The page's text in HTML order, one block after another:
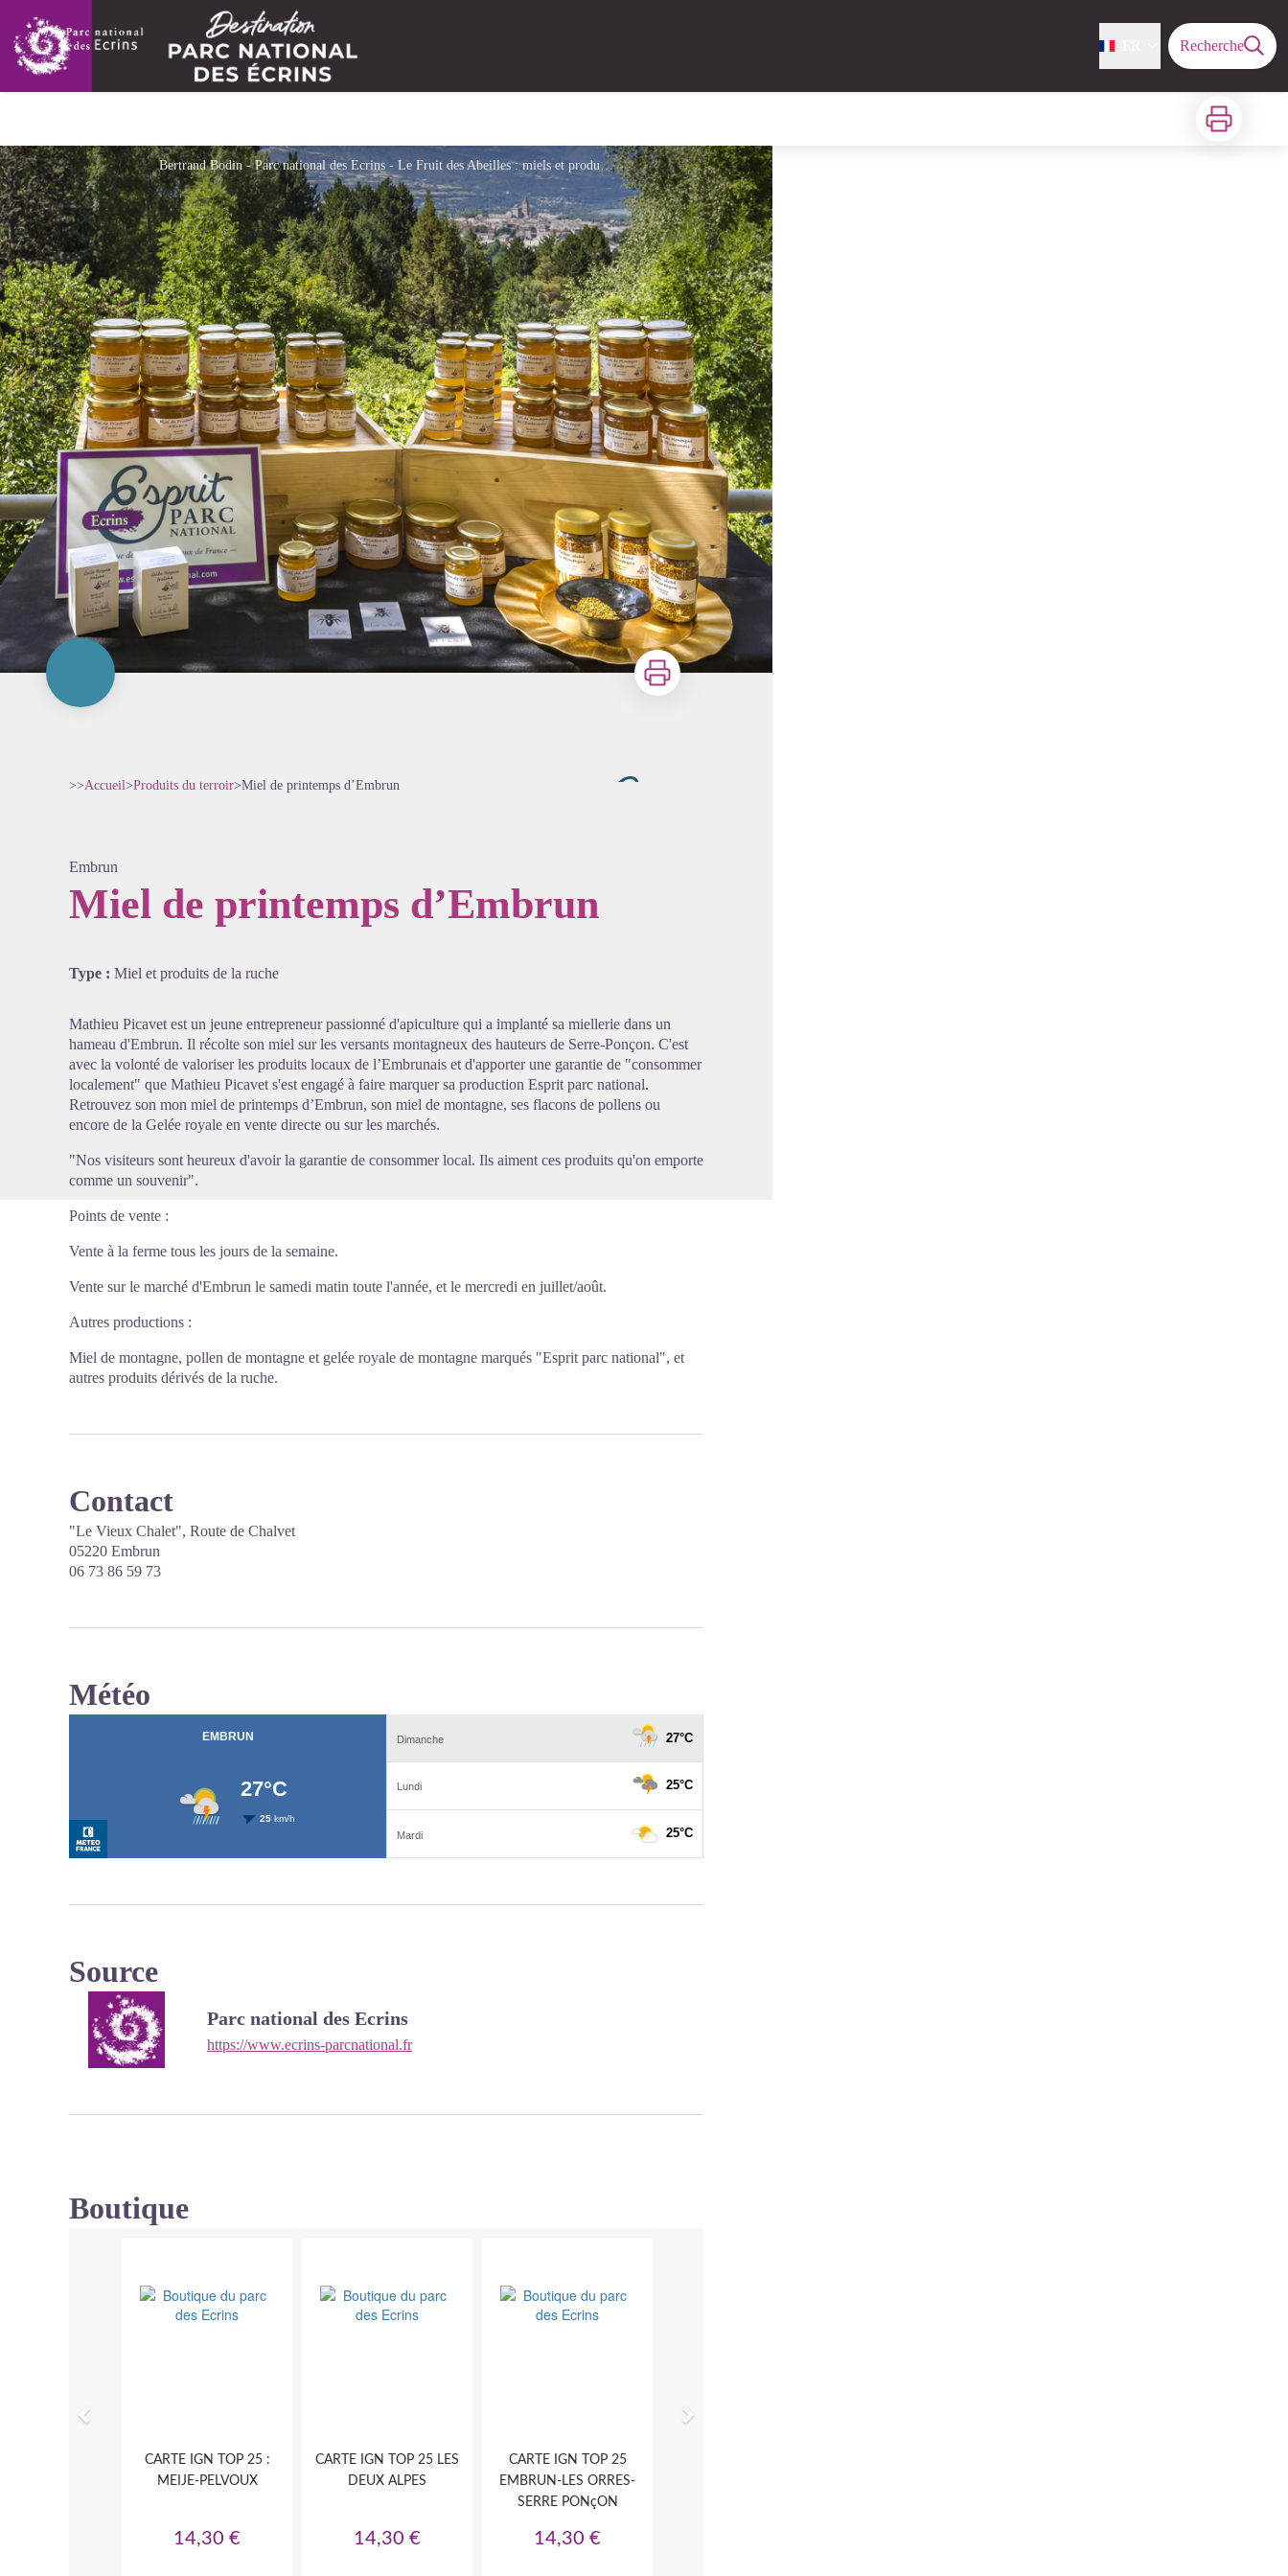
Recherche
Imprimer
Bertrand Bodin - Parc national des Ecrins - Le Fruit des Abeilles : miels et produits de la ruche
Imprimer
>>Accueil>Produits du terroir>Miel de printemps d’Embrun
Embrun
Miel de printemps d’Embrun
Type : Miel et produits de la ruche
Mathieu Picavet est un jeune entrepreneur passionné d'apiculture qui a implanté sa miellerie dans un
hameau d'Embrun. Il récolte son miel sur les versants montagneux des hauteurs de Serre-Ponçon. C'est
avec la volonté de valoriser les produits locaux de l’Embrunais et d'apporter une garantie de "consommer
localement" que Mathieu Picavet s'est engagé à faire marquer sa production Esprit parc national.
Retrouvez son mon miel de printemps d’Embrun, son miel de montagne, ses flacons de pollens ou
encore de la Gelée royale en vente directe ou sur les marchés.
"Nos visiteurs sont heureux d'avoir la garantie de consommer local. Ils aiment ces produits qu'on emporte
comme un souvenir".
Points de vente :
Vente à la ferme tous les jours de la semaine.
Vente sur le marché d'Embrun le samedi matin toute l'année, et le mercredi en juillet/août.
Autres productions :
Miel de montagne, pollen de montagne et gelée royale de montagne marqués "Esprit parc national", et
autres produits dérivés de la ruche.
Contact
"Le Vieux Chalet", Route de Chalvet
05220 Embrun
06 73 86 59 73
Météo
Source
Parc national des Ecrins
https://www.ecrins-parcnational.fr
Boutique